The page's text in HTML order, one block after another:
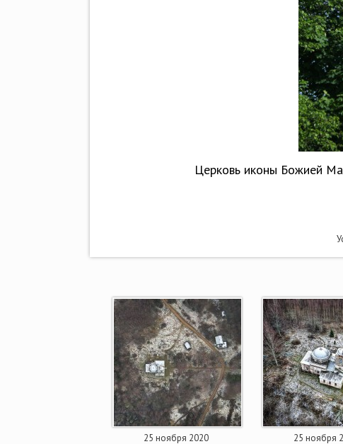
Церковь иконы Божией
25 ноября 2020
25 ноября